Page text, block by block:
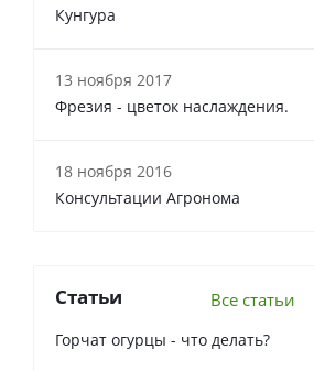
Кунгура
13 ноября 2017
Фрезия - цветок наслаждения.
18 ноября 2016
Консультации Агронома
Статьи Все статьи
Горчат огурцы - что делать?